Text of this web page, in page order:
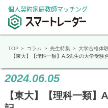
個人契約家庭教師マッチング
TOP コラム 先生特集
大学合格体
【東大】【理科一類】A.S先生の大学受験
2024.06.05
【東大】【理科一類】